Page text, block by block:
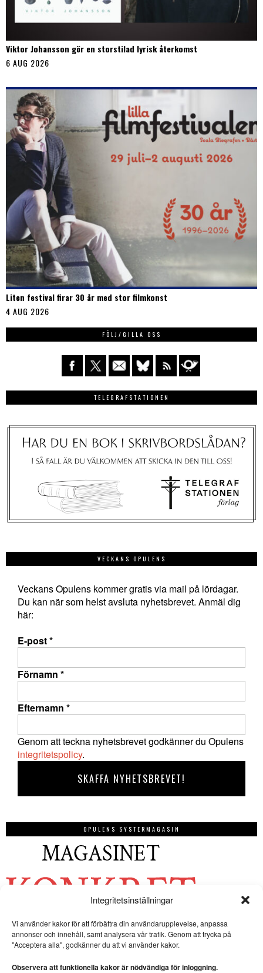
Integritetsinställningar
Vi använder kakor för att förbättra din användarupplevelse, anpassa
annonser och innehåll, samt analysera vår trafik. Genom att trycka på
"Acceptera alla", godkänner du att vi använder kakor.
Observera att funktionella kakor är nödvändiga för inloggning.
Viktor Johansson gör en storstilad lyrisk återkomst
6 AUG 2026
Liten festival firar 30 år med stor filmkonst
4 AUG 2026
FÖLJ/GILLA OSS
TELEGRAFSTATIONEN
VECKANS OPULENS
Veckans Opulens kommer gratis via mail på lördagar.
Du kan när som helst avsluta nyhetsbrevet. Anmäl dig
här:
E-post*
Förnamn *
Efternamn *
Genom att teckna nyhetsbrevet godkänner du Opulens
integritetspolicy.
OPULENS SYSTERMAGASIN